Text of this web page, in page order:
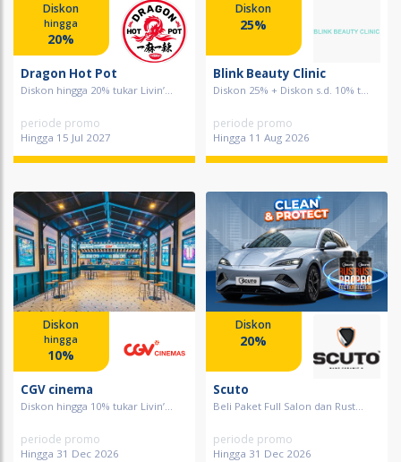
Diskon
hingga
20%
Dragon Hot Pot
Diskon hingga 20% tukar Livin’...
periode promo
Hingga 15 Jul 2027
Diskon
25%
Blink Beauty Clinic
Diskon 25% + Diskon s.d. 10% t...
periode promo
Hingga 11 Aug 2026
Diskon
hingga
10%
CGV cinema
Diskon hingga 10% tukar Livin’...
periode promo
Hingga 31 Dec 2026
Diskon
20%
Scuto
Beli Paket Full Salon dan Rust...
periode promo
Hingga 31 Dec 2026